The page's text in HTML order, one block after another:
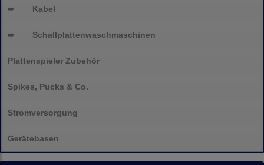
➨ Kabel
➨ Schallplattenwaschmaschinen
Plattenspieler Zubehör
Spikes, Pucks & Co.
Stromversorgung
Gerätebasen